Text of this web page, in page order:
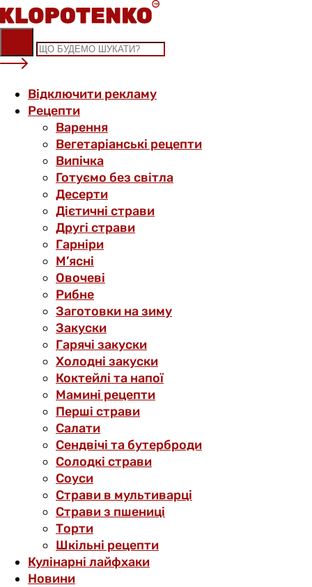
Skip
to
content
Відключити рекламу
Рецепти
Варення
Вегетаріанські рецепти
Випічка
Готуємо без світла
Десерти
Дієтичні страви
Другі страви
Гарніри
М’ясні
Овочеві
Рибне
Заготовки на зиму
Закуски
Гарячі закуски
Холодні закуски
Коктейлі та напої
Мамині рецепти
Перші страви
Салати
Сендвічі та бутерброди
Солодкі страви
Соуси
Страви в мультиварці
Страви з пшениці
Торти
Шкільні рецепти
Кулінарні лайфхаки
Новини